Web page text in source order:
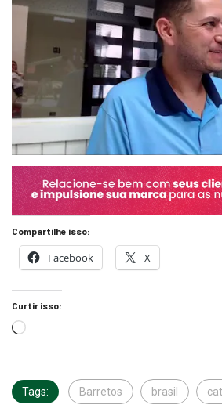
Compartilhe isso:
Facebook X
Curtir isso:
Tags: Barretos brasil